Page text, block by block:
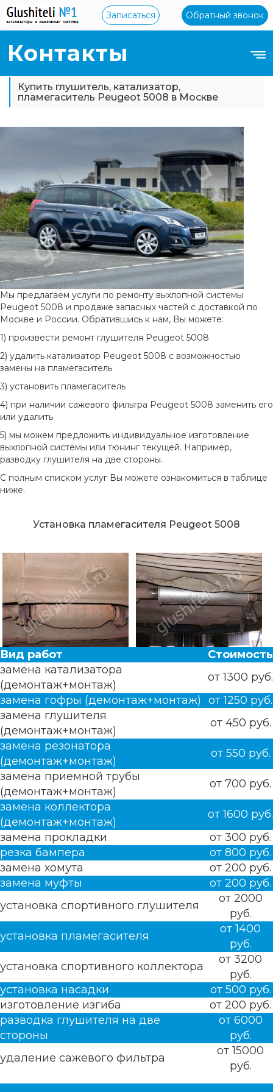
Записаться Обратный звонок
Контакты
Купить глушитель, катализатор,
пламегаситель Peugeot 5008 в Москве
Мы предлагаем услуги по ремонту выхлопной системы
Peugeot 5008 и продаже запасных частей с доставкой по
Москве и России. Обратившись к нам, Вы можете:
1) произвести ремонт глушителя Peugeot 5008
2) удалить катализатор Peugeot 5008 с возможностью
замены на пламегаситель
3) установить пламегаситель
4) при наличии сажевого фильтра Peugeot 5008 заменить его
или удалить
5) мы можем предложить индивидуальное изготовление
выхлопной системы или тюнинг текущей. Например,
разводку глушителя на две стороны.
С полным списком услуг Вы можете ознакомиться в таблице
ниже.
Установка пламегасителя Peugeot 5008
Вид работ
Стоимость
замена катализатора
(демонтаж+монтаж)
от 1300 руб.
замена гофры (демонтаж+монтаж)
от 1250 руб.
замена глушителя
(демонтаж+монтаж)
от 450 руб.
замена резонатора
(демонтаж+монтаж)
от 550 руб.
замена приемной трубы
(демонтаж+монтаж)
от 700 руб.
замена коллектора
(демонтаж+монтаж)
от 1600 руб.
замена прокладки
от 300 руб.
резка бампера
от 800 руб.
замена хомута
от 200 руб.
замена муфты
от 200 руб.
установка спортивного глушителя
от 2000
руб.
установка пламегасителя
от 1400
руб.
установка спортивного коллектора
от 3200
руб.
установка насадки
от 500 руб.
изготовление изгиба
от 200 руб.
разводка глушителя на две
стороны
от 6000
руб.
удаление сажевого фильтра
от 15000
руб.